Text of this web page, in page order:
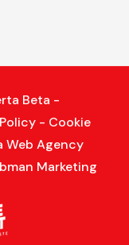
Beta -
- Cookie
Web Agency
Marketing